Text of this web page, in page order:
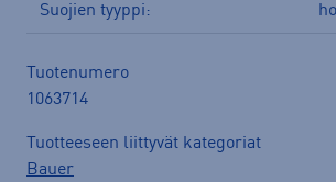
Suojien tyyppi:
Tuotenumero
1063714
Tuotteeseen liittyvät kategoriat
Bauer